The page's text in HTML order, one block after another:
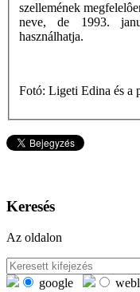
szellemének
neve, de 1993.
használhatja.
Fotó: Ligeti Edina és a
Keresés
Az oldalon
google